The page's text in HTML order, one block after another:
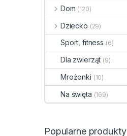
Dom (120)
Dziecko (29)
Sport, fitness (6)
Dla zwierząt (9)
Mrożonki (10)
Na święta (169)
Popularne produkty